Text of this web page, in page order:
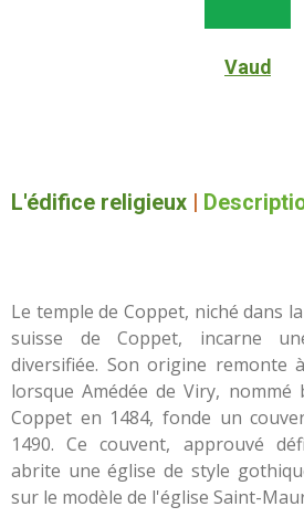
Vaud
L'édifice religieux
Le temple de Coppet, niché dans
suisse de Coppet, incarne
diversifiée. Son origine remonte
lorsque Amédée de Viry,
Coppet en 1484, fonde un
1490. Ce couvent, approuvé
abrite une église de style
sur le modèle de l'église Saint-